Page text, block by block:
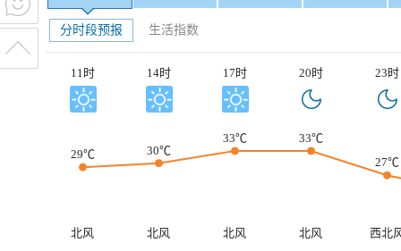
分时段预报 生活指数
11时 14时 17时 20时 23时
29℃ 30℃
33℃
33℃
27℃
北风 北风 北风 北风
西北